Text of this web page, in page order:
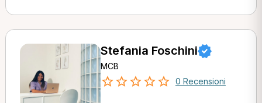
Stefania Foschini
MCB
0 Recensioni